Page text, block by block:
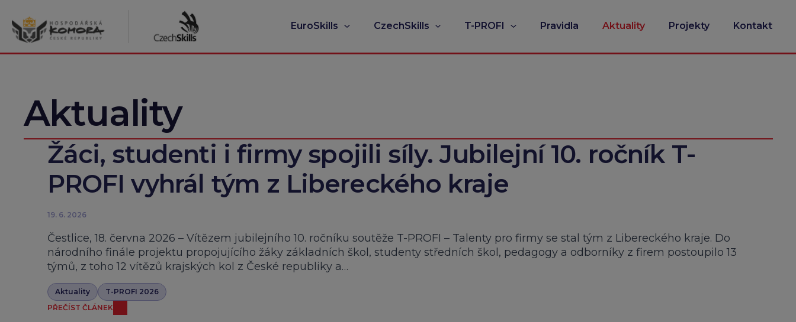
obsah
EuroSkills CzechSkills T-PROFI Pravidla Aktuality Projekty Kontakt
Aktuality
Žáci, studenti i firmy spojili síly. Jubilejní 10. ročník T-
PROFI vyhrál tým z Libereckého kraje
19. 6. 2026
Čestlice, 18. června 2026 – Vítězem jubilejního 10. ročníku soutěže T-PROFI – Talenty pro firmy se stal tým z Libereckého kraje. Do
národního finále projektu propojujícího žáky základních škol, studenty středních škol, pedagogy a odborníky z firem postoupilo 13
týmů, z toho 12 vítězů krajských kol z České republiky a…
Aktuality
T-PROFI 2026
PŘEČÍST ČLÁNEK